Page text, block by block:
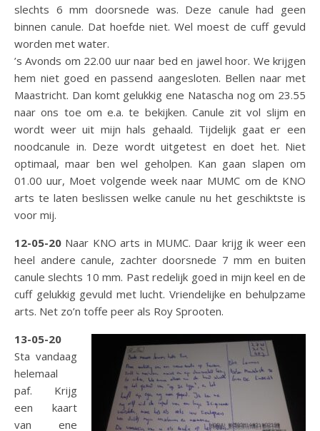
slechts 6 mm doorsnede was. Deze canule had geen
binnen canule. Dat hoefde niet. Wel moest de cuff gevuld
worden met water.
’s Avonds om 22.00 uur naar bed en jawel hoor. We krijgen
hem niet goed en passend aangesloten. Bellen naar met
Maastricht. Dan komt gelukkig ene Natascha nog om 23.55
naar ons toe om e.a. te bekijken. Canule zit vol slijm en
wordt weer uit mijn hals gehaald. Tijdelijk gaat er een
noodcanule in. Deze wordt uitgetest en doet het. Niet
optimaal, maar ben wel geholpen. Kan gaan slapen om
01.00 uur, Moet volgende week naar MUMC om de KNO
arts te laten beslissen welke canule nu het geschiktste is
voor mij.
12-05-20 Naar KNO arts in MUMC. Daar krijg ik weer een
heel andere canule, zachter doorsnede 7 mm en buiten
canule slechts 10 mm. Past redelijk goed in mijn keel en de
cuff gelukkig gevuld met lucht. Vriendelijke en behulpzame
arts. Net zo’n toffe peer als Roy Sprooten.
13-05-20
Sta vandaag
helemaal
paf. Krijg
een kaart
van ene